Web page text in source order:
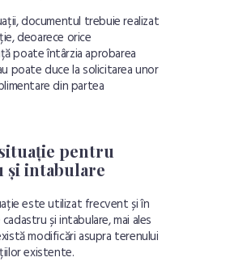
documentul trebuie realizat
deoarece orice
poate întârzia aprobarea
poate duce la solicitarea unor
din partea
pentru
și intabulare
este utilizat frecvent și în
și intabulare, mai ales
modificări asupra terenului
existente.